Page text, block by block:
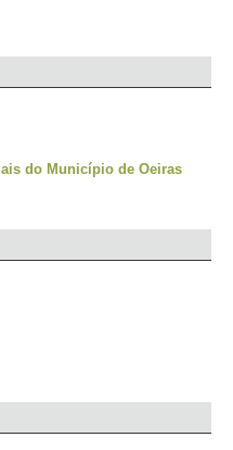
do Município de Oeiras